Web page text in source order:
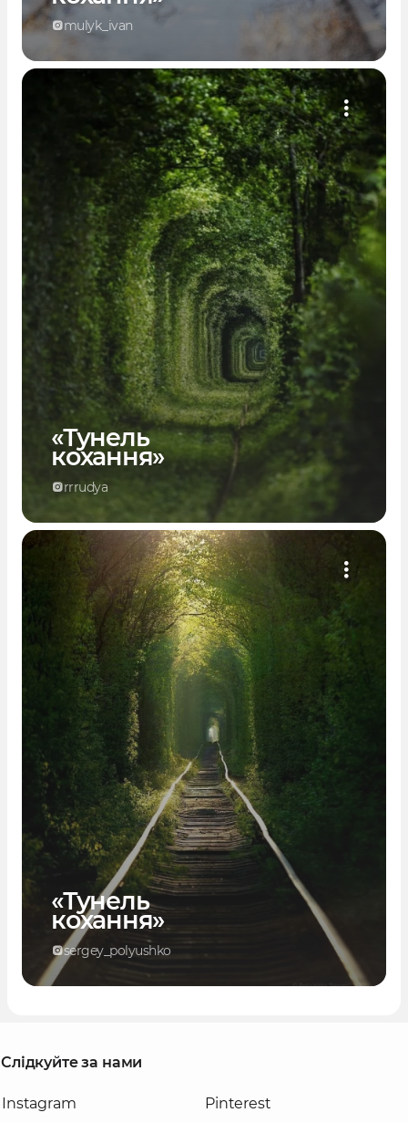
mulyk_ivan
«Тунель
кохання»
rrrudya
«Тунель
кохання»
sergey_polyushko
Слідкуйте за нами
Instagram
Pinterest